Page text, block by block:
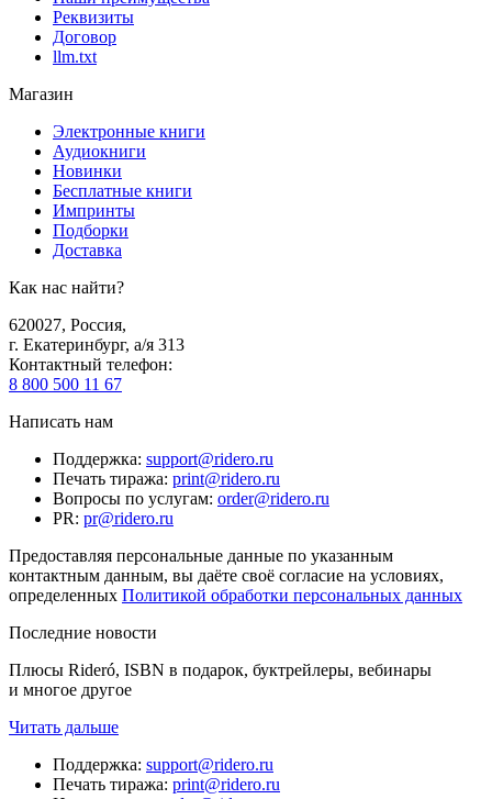
Реквизиты
Договор
llm.txt
Магазин
Электронные книги
Аудиокниги
Новинки
Бесплатные книги
Импринты
Подборки
Доставка
Как нас найти?
620027, Россия,
г. Екатеринбург, а/я 313
Контактный телефон:
8 800 500 11 67
Написать нам
Поддержка: support@ridero.ru
Печать тиража: print@ridero.ru
Вопросы по услугам: order@ridero.ru
PR: pr@ridero.ru
Предоставляя персональные данные по указанным
контактным данным, вы даёте своё согласие на условиях,
определенных Политикой обработки персональных данных
Последние новости
Плюсы Rideró, ISBN в подарок, буктрейлеры, вебинары
и многое другое
Читать дальше
Поддержка: support@ridero.ru
Печать тиража: print@ridero.ru